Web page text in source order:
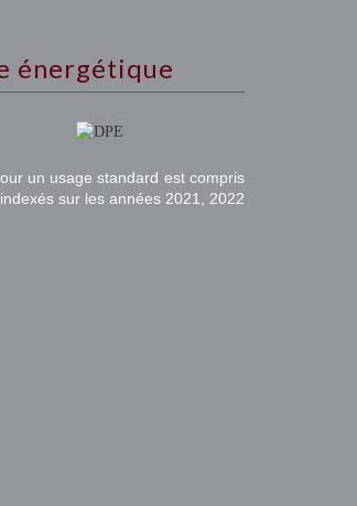
énergétique
un usage standard est compris
sur les années 2021, 2022